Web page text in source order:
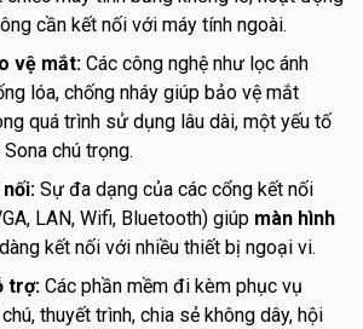
cần kết nối với máy tính ngoài.
vệ mắt: Các công nghệ như lọc ánh
lóa, chống nháy giúp bảo vệ mắt
quá trình sử dụng lâu dài, một yếu tố
chú trọng.
Sự đa dạng của các cổng kết nối
LAN, Wifi, Bluetooth) giúp màn hình
kết nối với nhiều thiết bị ngoại vi.
trợ: Các phần mềm đi kèm phục vụ
thuyết trình, chia sẻ không dây, hội